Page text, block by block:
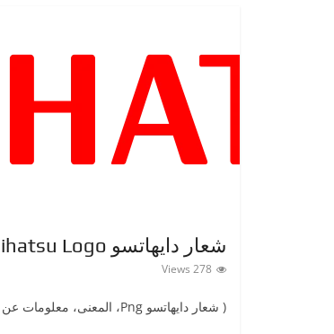
شعار دايهاتسو Daihatsu Logo
278 Views
( شعار دايهاتسوPng ‎، المعنى، معلومات عن Daihatsu) معلومات عن